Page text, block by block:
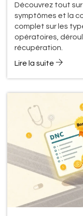
Découvrez tout sur
symptômes et la
complet sur les
opératoires,
récupération.
Lire la suite